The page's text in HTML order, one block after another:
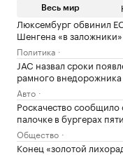
Весь мир
Люксембург обвинил
Шенгена «в заложники»
Политика
JAC назвал сроки
рамного внедорожника
Авто
Роскачество
палочке в бургерах
Общество
Конец «золотой